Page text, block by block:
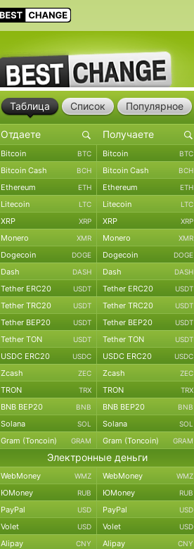
Таблица Список Популярное
Bitcoin BTC Bitcoin BTC
Bitcoin Cash BCH Bitcoin Cash BCH
Ethereum ETH Ethereum ETH
Litecoin LTC Litecoin LTC
XRP XRP XRP XRP
Monero XMR Monero XMR
Dogecoin DOGE Dogecoin DOGE
Dash DASH Dash DASH
Tether ERC20 USDT Tether ERC20 USDT
Tether TRC20 USDT Tether TRC20 USDT
Tether BEP20 USDT Tether BEP20 USDT
Tether TON USDT Tether TON USDT
USDC ERC20 USDC USDC ERC20 USDC
Zcash ZEC Zcash ZEC
TRON TRX TRON TRX
BNB BEP20 BNB BNB BEP20 BNB
Solana SOL Solana SOL
Gram (Toncoin) GRAM Gram (Toncoin) GRAM
Электронные деньги
WebMoney WMZ WebMoney WMZ
ЮMoney RUB ЮMoney RUB
PayPal USD PayPal USD
Volet USD Volet USD
Alipay CNY Alipay CNY